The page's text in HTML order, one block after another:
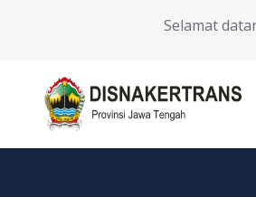
Selamat datang